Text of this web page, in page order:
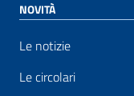
NOVITÀ
Le notizie
Le circolari